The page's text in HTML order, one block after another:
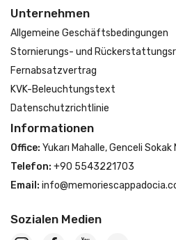
Unternehmen
Allgemeine Geschäftsbedingungen
Stornierungs- und
Fernabsatzvertrag
KVK-Beleuchtungstext
Datenschutzrichtlinie
Informationen
Office: Yukarı Mahalle, Genceli
Telefon: +90 5543221703
Email:
Sozialen Medien